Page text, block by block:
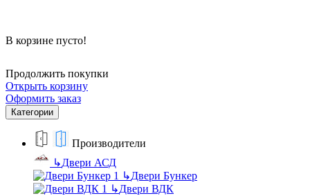
В корзине пусто!
Продолжить покупки
Открыть корзину
Оформить заказ
Категории
Производители
↳Двери АСД
↳Двери Бункер
↳Двери ВДК